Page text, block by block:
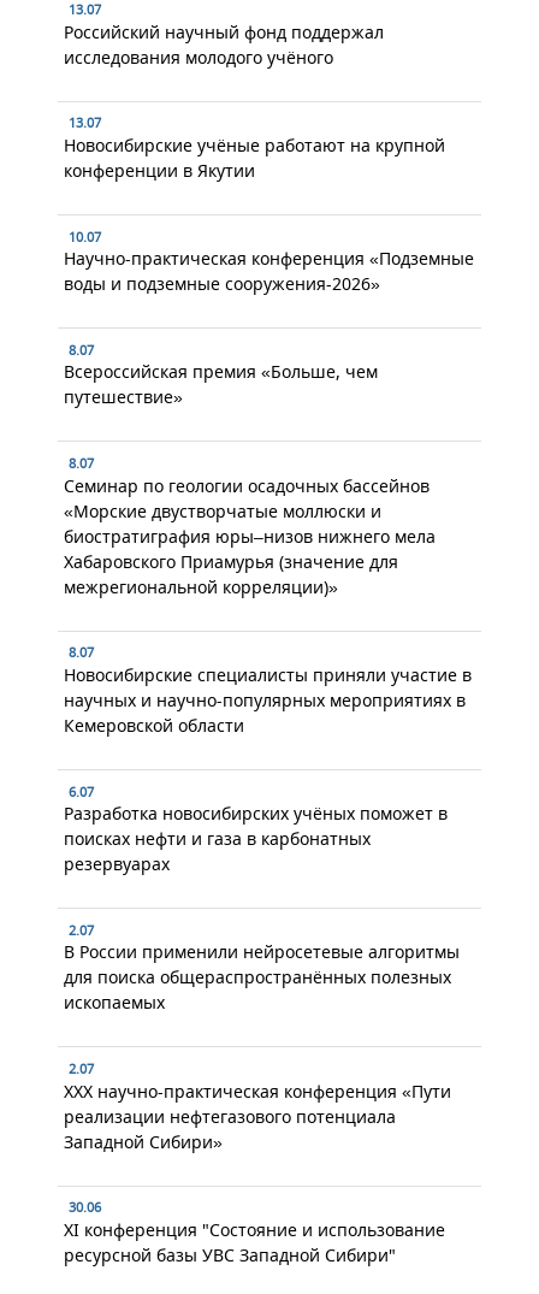
13.07
Российский научный фонд поддержал
исследования молодого учёного
13.07
Новосибирские учёные работают на крупной
конференции в Якутии
10.07
Научно-практическая конференция «Подземные
воды и подземные сооружения-2026»
8.07
Всероссийская премия «Больше, чем
путешествие»
8.07
Семинар по геологии осадочных бассейнов
«Морские двустворчатые моллюски и
биостратиграфия юры–низов нижнего мела
Хабаровского Приамурья (значение для
межрегиональной корреляции)»
8.07
Новосибирские специалисты приняли участие в
научных и научно-популярных мероприятиях в
Кемеровской области
6.07
Разработка новосибирских учёных поможет в
поисках нефти и газа в карбонатных
резервуарах
2.07
В России применили нейросетевые алгоритмы
для поиска общераспространённых полезных
ископаемых
2.07
XXX научно-практическая конференция «Пути
реализации нефтегазового потенциала
Западной Сибири»
30.06
XI конференция "Состояние и использование
ресурсной базы УВС Западной Сибири"